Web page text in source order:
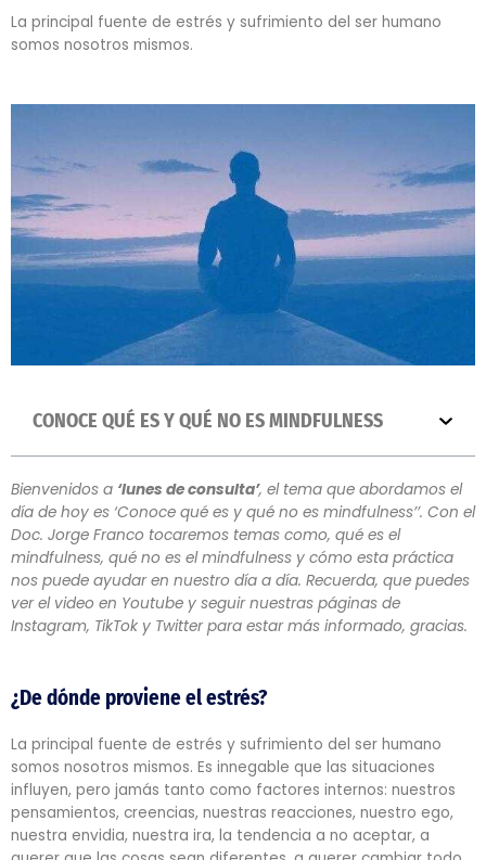
La principal fuente de estrés y sufrimiento del ser humano
somos nosotros mismos.
CONOCE QUÉ ES Y QUÉ NO ES MINDFULNESS
Bienvenidos a ‘lunes de consulta’, el tema que abordamos el
día de hoy es ‘Conoce qué es y qué no es mindfulness’’. Con el
Doc. Jorge Franco tocaremos temas como, qué es el
mindfulness, qué no es el mindfulness y cómo esta práctica
nos puede ayudar en nuestro día a día. Recuerda, que puedes
ver el video en Youtube y seguir nuestras páginas de
Instagram, TikTok y Twitter para estar más informado, gracias.
¿De dónde proviene el estrés?
La principal fuente de estrés y sufrimiento del ser humano
somos nosotros mismos. Es innegable que las situaciones
influyen, pero jamás tanto como factores internos: nuestros
pensamientos, creencias, nuestras reacciones, nuestro ego,
nuestra envidia, nuestra ira, la tendencia a no aceptar, a